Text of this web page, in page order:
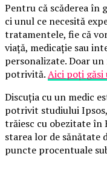
Pentru că scăderea în
ci unul ce necesită
tratamentele, fie că
viață, medicație sau
personalizate. Doar
potrivită.Aici poți găsi
Discuția cu un medic
potrivit studiului
trăiesc cu obezitate în
starea lor de sănătate
puncte procentuale